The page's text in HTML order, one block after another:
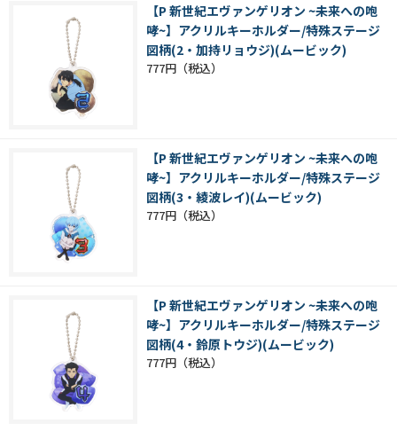
【P 新世紀エヴァンゲリオン ~未来への咆
哮~】アクリルキーホルダー/特殊ステージ
図柄(2・加持リョウジ)(ムービック)
777円
【P 新世紀エヴァンゲリオン ~未来への咆
哮~】アクリルキーホルダー/特殊ステージ
図柄(3・綾波レイ)(ムービック)
777円
【P 新世紀エヴァンゲリオン ~未来への咆
哮~】アクリルキーホルダー/特殊ステージ
図柄(4・鈴原トウジ)(ムービック)
777円